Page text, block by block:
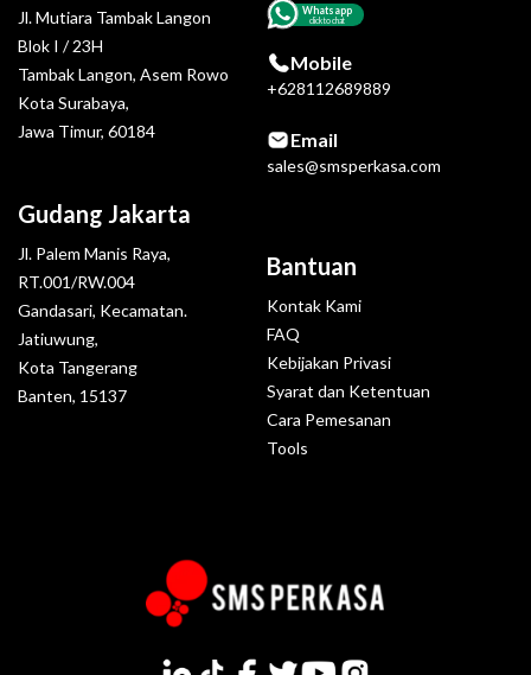
Jl. Mutiara Tambak Langon
Blok I / 23H
Tambak Langon, Asem Rowo
Kota Surabaya,
Jawa Timur, 60184
Gudang Jakarta
Jl. Palem Manis Raya,
RT.001/RW.004
Gandasari, Kecamatan.
Jatiuwung,
Kota Tangerang
Banten, 15137
Whatsapp
click to chat
Mobile
+628112689889
Email
sales@smsperkasa.com
Bantuan
Kontak Kami
FAQ
Kebijakan Privasi
Syarat dan Ketentuan
Cara Pemesanan
Tools